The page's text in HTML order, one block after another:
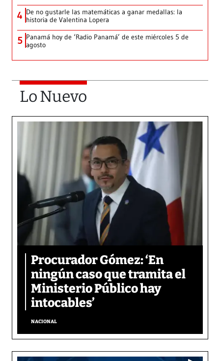
4 De no gustarle las matemáticas a ganar medallas: la
historia de Valentina Lopera
5 Panamá hoy de ‘Radio Panamá’ de este miércoles 5 de
agosto
Lo Nuevo
Procurador Gómez: ‘En
ningún caso que tramita el
Ministerio Público hay
intocables’
NACIONAL